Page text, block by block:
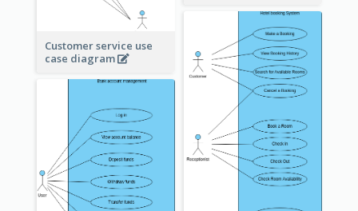
Customer service use
case diagram